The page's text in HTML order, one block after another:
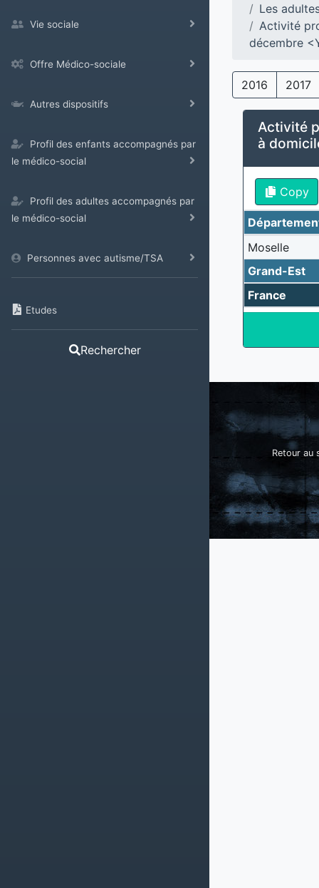
Vie sociale
Offre Médico-sociale
Autres dispositifs
Profil des enfants accompagnés par
le médico-social
Profil des adultes accompagnés par
le médico-social
Personnes avec autisme/TSA
Etudes
Rechercher
Les
Activité
décembre
2016 2017
Activité
à
Copy
Moselle
Grand-Est
France
Retour au